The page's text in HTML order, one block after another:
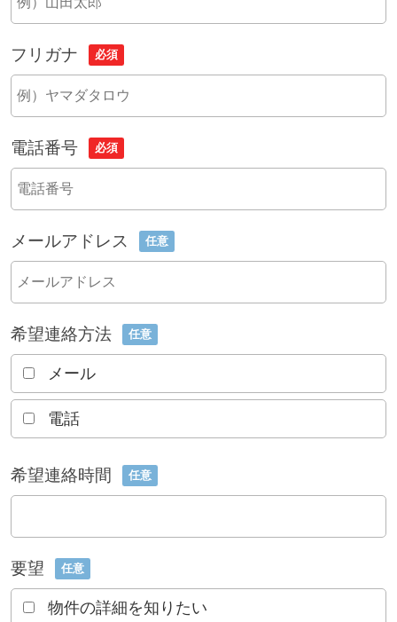
フリガナ 必須
電話番号 必須
メールアドレス 任意
希望連絡方法 任意
メール
電話
希望連絡時間 任意
要望 任意
物件の詳細を知りたい